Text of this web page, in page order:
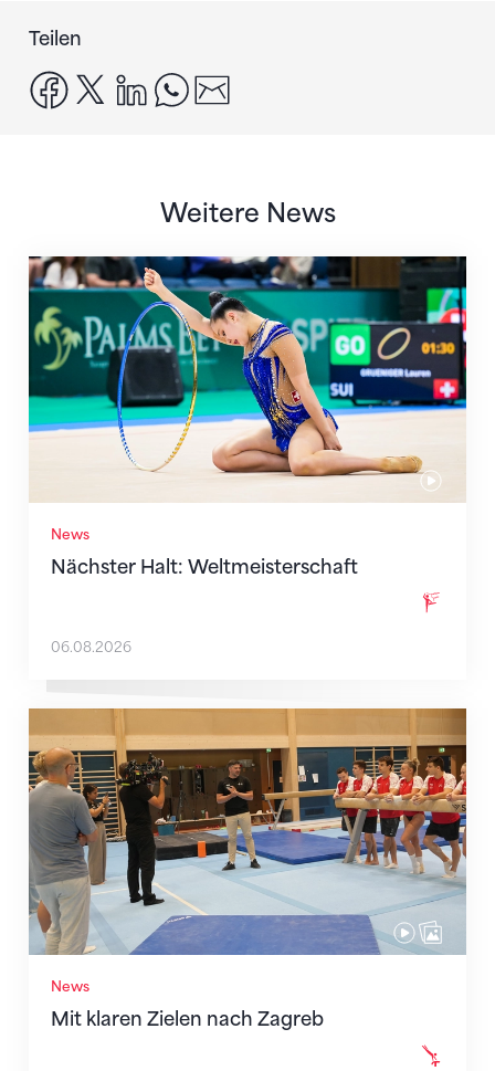
Teilen
facebook
x linkedinwhatsapp
Weitere News
News
Nächster Halt: Weltmeisterschaft
Nächster Halt: Weltmeisterschaft
06.08.2026
News
Mit klaren Zielen nach Zagreb
Mit klaren Zielen nach Zagreb